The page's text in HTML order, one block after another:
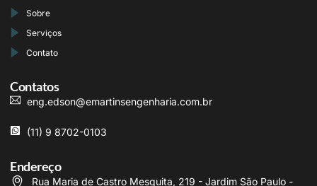
Sobre
Serviços
Contato
Contatos
eng.edson@emartinsengenharia.com.br
(11) 9 8702-0103
Endereço
Rua Maria de Castro Mesquita, 219 - Jardim São Paulo -